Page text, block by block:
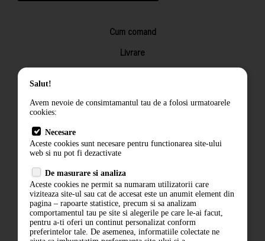
Cum comand
Livrare
Returnarea produselor
Termeni si conditii
Politica de confidentialitate
ANPC
Salut!
Avem nevoie de consimtamantul tau de a folosi urmatoarele
cookies:
Necesare
Aceste cookies sunt necesare pentru functionarea site-ului
web si nu pot fi dezactivate
De masurare si analiza
Aceste cookies ne permit sa numaram utilizatorii care
viziteaza site-ul sau cat de accesat este un anumit element din
pagina – rapoarte statistice, precum si sa analizam
comportamentul tau pe site si alegerile pe care le-ai facut,
pentru a-ti oferi un continut personalizat conform
preferintelor tale. De asemenea, informatiile colectate ne